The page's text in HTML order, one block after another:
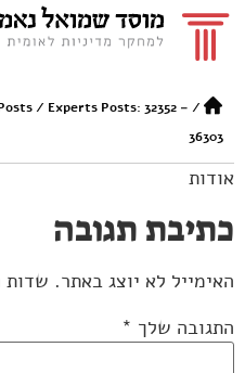
/
/ Experts Posts: 32352 –
36303
אודות
כתיבת תגובה
האימייל לא יוצג באתר. שדות
התגובה שלך *